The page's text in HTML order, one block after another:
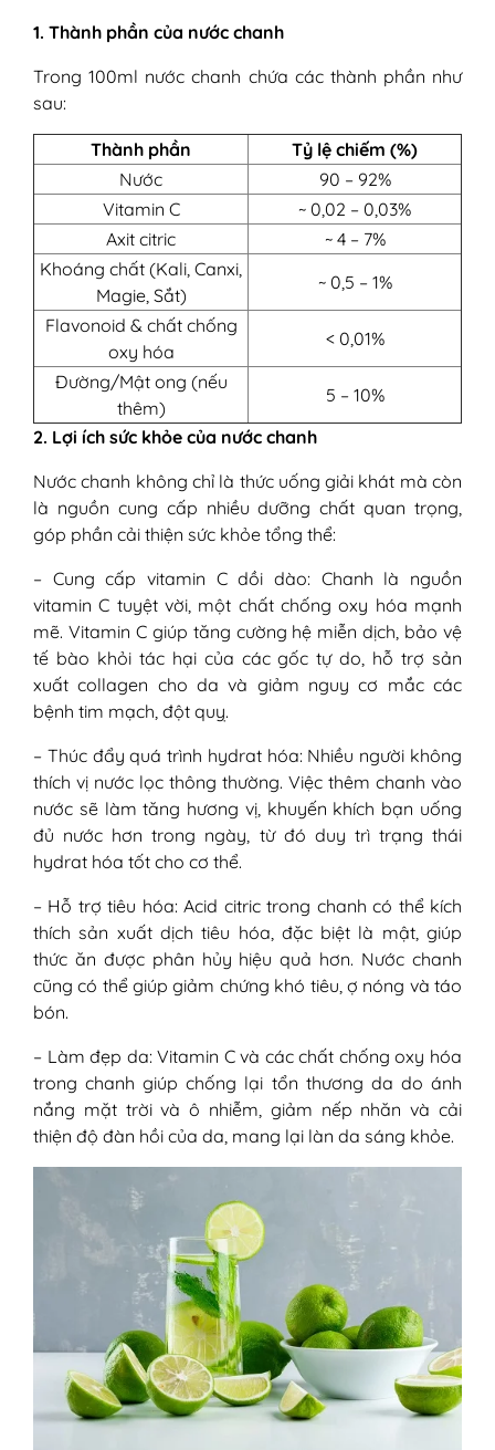
1. Thành phần của nước chanh
Trong 100ml nước chanh chứa các thành phần như
sau:
Thành phần
Tỷ lệ chiếm (%)
Nước
90 – 92%
Vitamin C
~ 0,02 – 0,03%
Axit citric
~ 4 – 7%
Khoáng chất (Kali, Canxi,
Magie, Sắt)
~ 0,5 – 1%
Flavonoid & chất chống
oxy hóa
< 0,01%
Đường/Mật ong (nếu
thêm)
5 – 10%
2. Lợi ích sức khỏe của nước chanh
Nước chanh không chỉ là thức uống giải khát mà còn
là nguồn cung cấp nhiều dưỡng chất quan trọng,
góp phần cải thiện sức khỏe tổng thể:
– Cung cấp vitamin C dồi dào: Chanh là nguồn
vitamin C tuyệt vời, một chất chống oxy hóa mạnh
mẽ. Vitamin C giúp tăng cường hệ miễn dịch, bảo vệ
tế bào khỏi tác hại của các gốc tự do, hỗ trợ sản
xuất collagen cho da và giảm nguy cơ mắc các
bệnh tim mạch, đột quỵ.
– Thúc đẩy quá trình hydrat hóa: Nhiều người không
thích vị nước lọc thông thường. Việc thêm chanh vào
nước sẽ làm tăng hương vị, khuyến khích bạn uống
đủ nước hơn trong ngày, từ đó duy trì trạng thái
hydrat hóa tốt cho cơ thể.
– Hỗ trợ tiêu hóa: Acid citric trong chanh có thể kích
thích sản xuất dịch tiêu hóa, đặc biệt là mật, giúp
thức ăn được phân hủy hiệu quả hơn. Nước chanh
cũng có thể giúp giảm chứng khó tiêu, ợ nóng và táo
bón.
– Làm đẹp da: Vitamin C và các chất chống oxy hóa
trong chanh giúp chống lại tổn thương da do ánh
nắng mặt trời và ô nhiễm, giảm nếp nhăn và cải
thiện độ đàn hồi của da, mang lại làn da sáng khỏe.